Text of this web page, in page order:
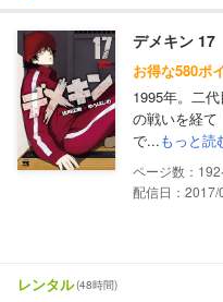
デメキン 17
お得な580ポ
1995年。二
の戦いを経て
で...もっと読
192
配信日：2017/
レンタル(48時間)